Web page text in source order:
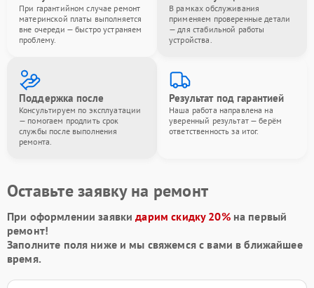
При гарантийном случае ремонт
материнской платы выполняется
вне очереди — быстро устраняем
проблему.
В рамках обслуживания
применяем проверенные детали
— для стабильной работы
устройства.
Поддержка после
Консультируем по эксплуатации
— помогаем продлить срок
службы после выполнения
ремонта.
Результат под гарантией
Наша работа направлена на
уверенный результат — берём
ответственность за итог.
Оставьте заявку на ремонт
При оформлении заявкидарим скидку 20%на первый
ремонт!
Заполните поля ниже и мы свяжемся с вами в ближайшее
время.